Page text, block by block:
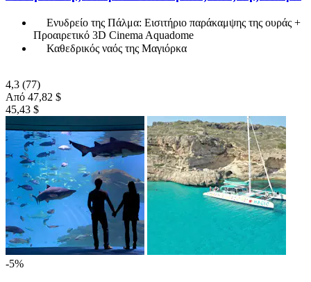
Ενυδρείο της Πάλμα: Εισιτήριο παράκαμψης της ουράς +
Προαιρετικό 3D Cinema Aquadome
Καθεδρικός ναός της Μαγιόρκα
4,3 (77)
Από 47,82 $
45,43 $
-5%